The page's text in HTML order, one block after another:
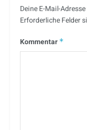
Deine E-Mail-
Erforderliche Felder
Kommentar *